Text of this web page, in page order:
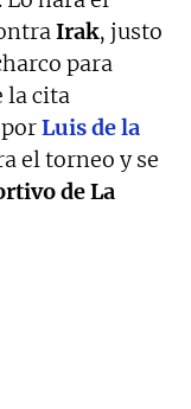
Irak, justo
para
la cita
Luis de la
el torneo y se
de La